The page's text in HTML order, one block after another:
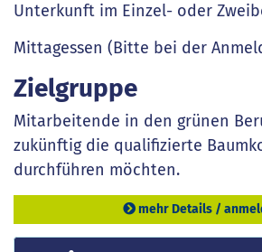
Unterkunft im Einzel- oder
Mittagessen (Bitte bei der
Zielgruppe
Mitarbeitende in den grünen
zukünftig die qualifizierte
durchführen möchten.
mehr Details /